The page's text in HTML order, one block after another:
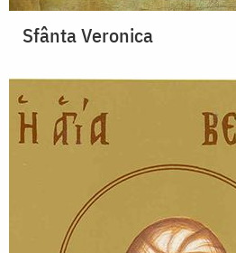
Sfânta Veronica